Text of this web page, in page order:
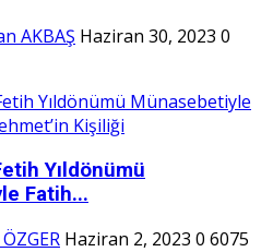
AKBAŞ Haziran 30, 2023 0
Yıldönümü
Fatih...
Haziran 2, 2023 0 6075